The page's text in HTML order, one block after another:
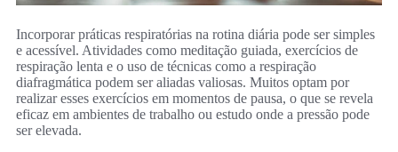
Incorporar práticas respiratórias na rotina diária pode ser simples
e acessível. Atividades como meditação guiada, exercícios de
respiração lenta e o uso de técnicas como a respiração
diafragmática podem ser aliadas valiosas. Muitos optam por
realizar esses exercícios em momentos de pausa, o que se revela
eficaz em ambientes de trabalho ou estudo onde a pressão pode
ser elevada.